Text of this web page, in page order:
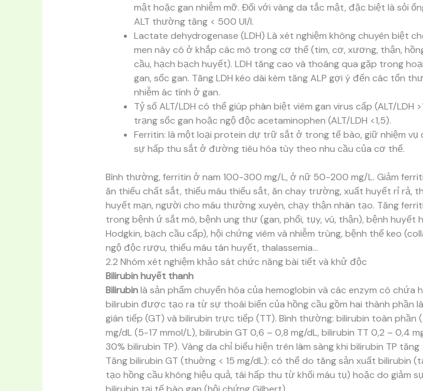
mật hoặc gan nhiễm mỡ. Đối với vàng da tắc mật, đặc biệt là sỏi
ALT thường tăng < 500 UI/l.
Lactate dehydrogenase (LDH) Là xét nghiệm không chuyên biệt
men này có ở khắp các mô trong cơ thể (tim, cơ, xương, thận,
cầu, hạch bạch huyết). LDH tăng cao và thoáng qua gặp trong
gan, sốc gan. Tăng LDH kéo dài kèm tăng ALP gợi ý đến các tổn
nhiễm ác tính ở gan.
Tỷ số ALT/LDH có thể giúp phân biệt viêm gan virus cấp (ALT/LDH
trạng sốc gan hoặc ngộ độc acetaminophen (ALT/LDH <1,5).
Ferritin: là một loại protein dự trữ sắt ở trong tế bào, giữ nhiệm vụ
sự hấp thu sắt ở đường tiêu hóa tùy theo nhu cầu của cơ thể.
Bình thường, ferritin ở nam 100-300 mg/L, ở nữ 50-200 mg/L. Giảm
ăn thiếu chất sắt, thiếu máu thiếu sắt, ăn chay trường, xuất huyết rỉ rả,
huyết mạn, người cho máu thường xuyên, chạy thận nhân tạo. Tăng
trong bệnh ứ sắt mô, bệnh ung thư (gan, phổi, tụy, vú, thận), bệnh huyết
Hodgkin, bạch cầu cấp), hội chứng viêm và nhiễm trùng, bệnh thể keo
ngộ độc rượu, thiếu máu tán huyết, thalassemia…
2.2 Nhóm xét nghiệm khảo sát chức năng bài tiết và khử độc
Bilirubin huyết thanh
Bilirubinlà sản phẩm chuyển hóa của hemoglobin và các enzym có chứa
bilirubin được tạo ra từ sự thoái biến của hồng cầu gồm hai thành phần
gián tiếp (GT) và bilirubin trực tiếp (TT). Bình thường: bilirubin toàn phần
mg/dL (5-17 mmol/L), bilirubin GT 0,6 – 0,8 mg/dL, bilirubin TT 0,2 – 0,4
30% bilirubin TP). Vàng da chỉ biểu hiện trên lâm sàng khi bilirubin TP tăng
Tăng bilirubin GT (thuờng < 15 mg/dL): có thể do tăng sản xuất bilirubin
tạo hồng cầu không hiệu quả, tái hấp thu từ khối máu tụ) hoặc do giảm